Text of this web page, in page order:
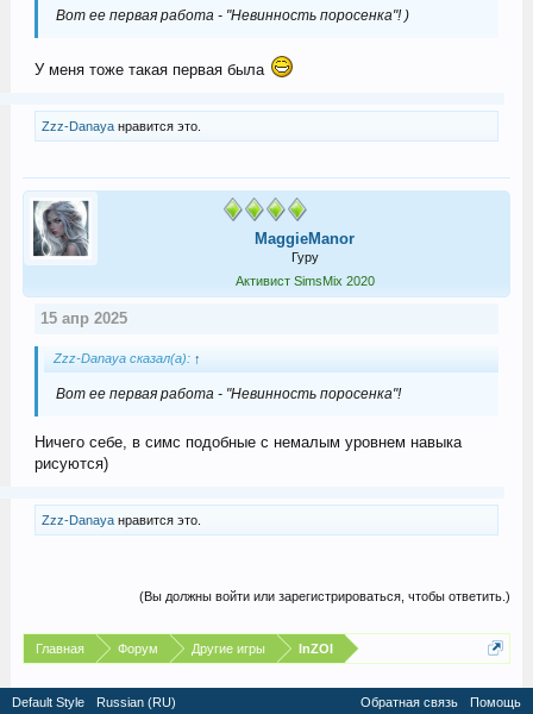
Вот ее первая работа - "Невинность поросенка"! )
У меня тоже такая первая была
Zzz-Danayaнравится это.
MaggieManor
Гуру
Активист SimsMix 2020
15 апр 2025
Zzz-Danaya сказал(а): ↑
Вот ее первая работа - "Невинность поросенка"!
Ничего себе, в симс подобные с немалым уровнем навыка
рисуются)
Zzz-Danayaнравится это.
(Вы должны войти или зарегистрироваться, чтобы ответить.)
Главная Форум Другие игры InZOI
Default Style Russian (RU) Обратная связь Помощь